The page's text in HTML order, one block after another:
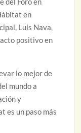
en
Luis Nava,
positivo en
lo mejor de
mundo a
y
es un paso más